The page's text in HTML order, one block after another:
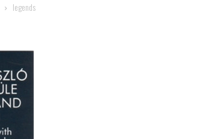
legends